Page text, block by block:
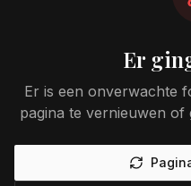
Er
Er is een onverwachte
pagina te vernieuwen of